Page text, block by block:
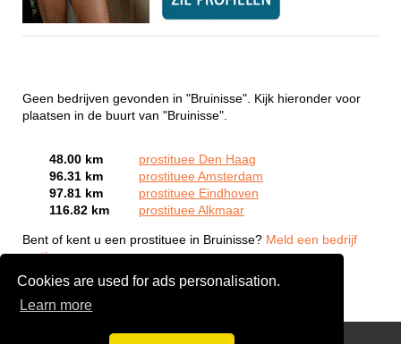
Cookies are used for ads personalisation.
Learn more
Geen bedrijven gevonden in "Bruinisse". Kijk hieronder voor
plaatsen in de buurt van "Bruinisse".
48.00 km
prostituee Den Haag
96.31 km
prostituee Amsterdam
97.81 km
prostituee Eindhoven
116.82 km
prostituee Alkmaar
Bent of kent u een prostituee in Bruinisse? Meld een bedrijf
gratis aan